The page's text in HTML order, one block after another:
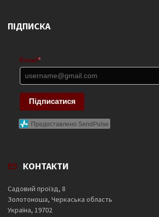
ПІДПИСКА
Email*
Підписатися
Предоставлено SendPulse
КОНТАКТИ
Садовий проїзд, 8
Золотоноша, Черкаська область
Україна, 19702